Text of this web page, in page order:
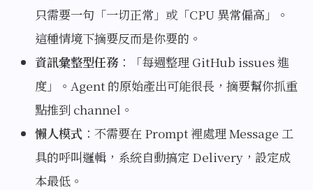
只需要一句「一切正常」或「CPU 異常偏高」。
這種情境下摘要反而是你要的。
資訊彙整型任務 ：「每週整理 GitHub issues 進
度」。Agent 的原始產出可能很長，摘要幫你抓重
點推到 channel。
懶人模式 ：不需要在 Prompt 裡處理 Message 工
具的呼叫邏輯，系統自動搞定 Delivery，設定成
本最低。